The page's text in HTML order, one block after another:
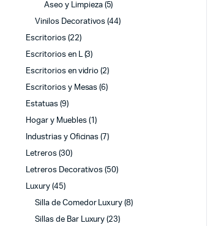
Aseo y Limpieza (5)
Vinilos Decorativos (44)
Escritorios (22)
Escritorios en L (3)
Escritorios en vidrio (2)
Escritorios y Mesas (6)
Estatuas (9)
Hogar y Muebles (1)
Industrias y Oficinas (7)
Letreros (30)
Letreros Decorativos (50)
Luxury (45)
Silla de Comedor Luxury (8)
Sillas de Bar Luxury (23)